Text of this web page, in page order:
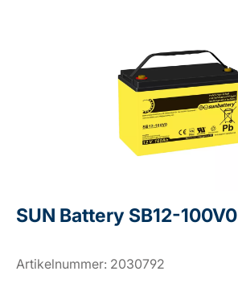
SUN Battery SB12-100V0
Artikelnummer: 2030792